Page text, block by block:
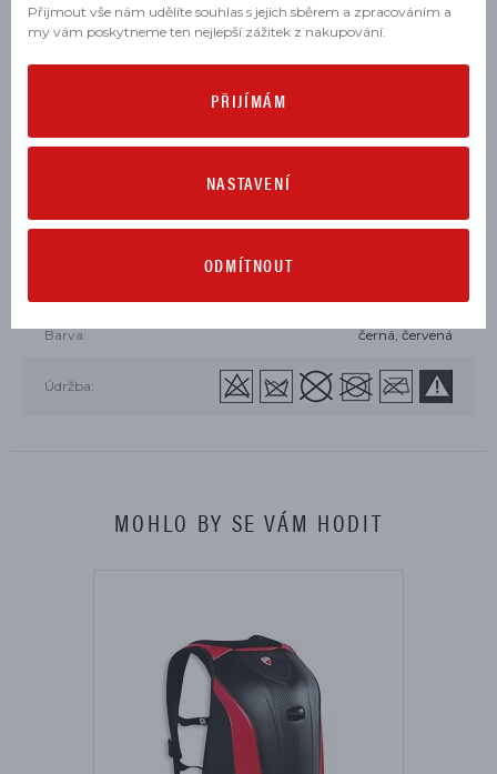
Dainese Company 5 Pro Armor
G1 (velikosti 46 a 48) nebo
velikosti 50 výše), které se prodávají samostatně
Barva: černá, červená
Údržba:
MOHLO BY SE VÁM HODIT
Přijmout vše nám udělíte souhlas s jejich sběrem a zpracováním a
my vám poskytneme ten nejlepší zážitek z nakupování.
PŘIJÍMÁM
NASTAVENÍ
ODMÍTNOUT